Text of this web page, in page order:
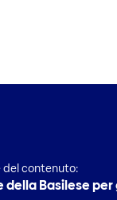
del contenuto:
della Basilese